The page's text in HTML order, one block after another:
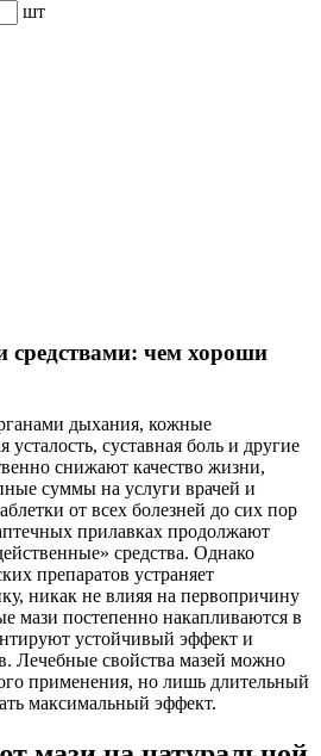
шт
средствами: чем хороши
дыхания, кожные
усталость, суставная боль и другие
снижают качество жизни,
суммы на услуги врачей и
от всех болезней до сих пор
прилавках продолжают
средства. Однако
препаратов устраняет
никак не влияя на первопричину
мази постепенно накапливаются в
устойчивый эффект и
Лечебные свойства мазей можно
применения, но лишь длительный
максимальный эффект.